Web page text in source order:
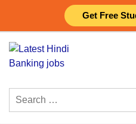
Get Free
content
Search